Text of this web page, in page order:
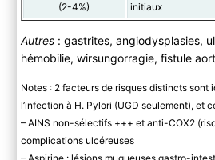
(2-4%)
initiaux
Autres: gastrites, angiodysplasies,
hémobilie, wirsungorragie, fistule
Notes : 2 facteurs de risques distincts sont
l’infection à H. Pylori (UGD seulement), et
– AINS non-sélectifs +++ et anti-COX2
complications ulcéreuses